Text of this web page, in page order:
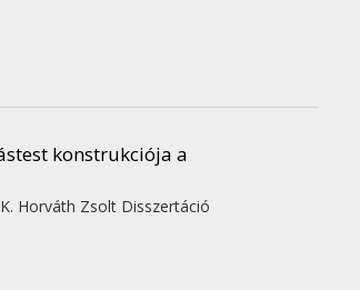
konstrukciója a
K. Horváth Zsolt Disszertáció